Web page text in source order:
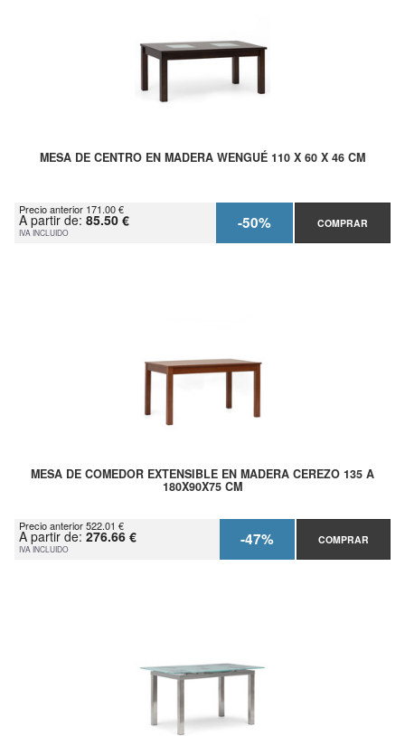
MESA DE CENTRO EN MADERA WENGUÉ 110 X 60 X 46 CM
Precio anterior 171.00 €
A partir de: 85.50 €
IVA INCLUIDO -50% COMPRAR
MESA DE COMEDOR EXTENSIBLE EN MADERA CEREZO 135 A
180X90X75 CM
Precio anterior 522.01 €
A partir de: 276.66 €
IVA INCLUIDO -47% COMPRAR